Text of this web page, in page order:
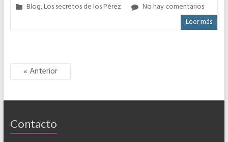
Blog,Los secretos de los Pérez
No hay comentarios
Leer más
« Anterior
Contacto